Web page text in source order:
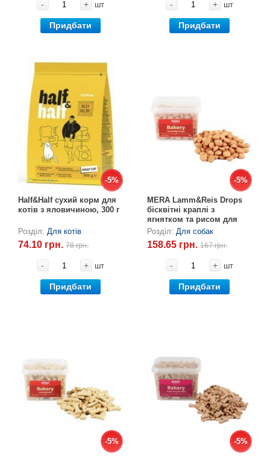
- + шт
Придбати
- + шт
Придбати
-5%
-5%
Half&Half сухий корм для
котів з яловичиною, 300 г
Розділ: Для котів
74.10 грн.78 грн.
- + шт
Придбати
-5%
-5%
MERA Lamm&Reis Drops
бісквітні краплі з
ягнятком та рисом для
собак (1,8 см), 400 г
Розділ: Для собак
158.65 грн.167 грн.
- + шт
Придбати
-5%
-5% -5%
-5%